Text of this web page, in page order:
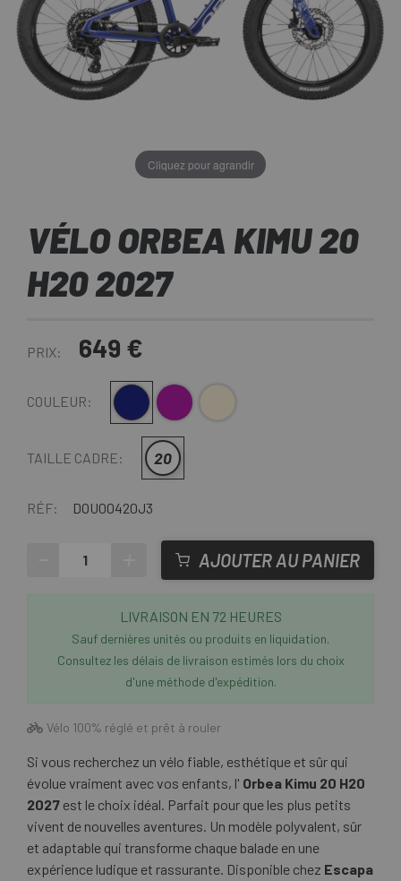
Cliquez pour agrandir
VÉLO ORBEA KIMU 20
H20 2027
PRIX: 649 €
COULEUR: Bleu FoncéViolet Beige
TAILLE CADRE: 20
RÉF: DOU00420J3
AJOUTER AU PANIER
LIVRAISON EN 72 HEURES
Sauf dernières unités ou produits en liquidation.
Consultez les délais de livraison estimés lors du choix
d'une méthode d'expédition.
Vélo 100% réglé et prêt à rouler
Si vous recherchez un vélo fiable, esthétique et sûr qui
évolue vraiment avec vos enfants, l' Orbea Kimu 20 H20
2027 est le choix idéal. Parfait pour que les plus petits
vivent de nouvelles aventures. Un modèle polyvalent, sûr
et adaptable qui transforme chaque balade en une
expérience ludique et rassurante. Disponible chez Escapa